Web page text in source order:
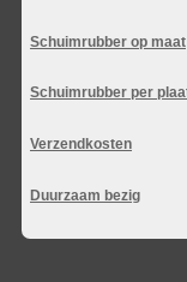
Schuimrubber op maat
Schuimrubber per
Verzendkosten
Duurzaam bezig